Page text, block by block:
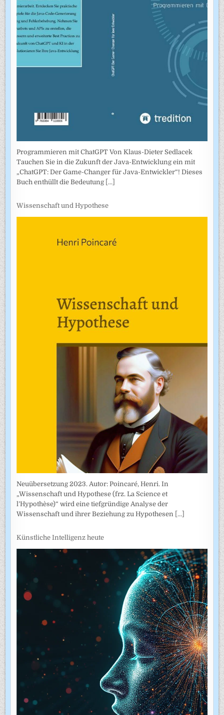
Programmieren mit ChatGPT Von Klaus-Dieter Sedlacek
Tauchen Sie in die Zukunft der Java-Entwicklung ein mit
„ChatGPT: Der Game-Changer für Java-Entwickler“! Dieses
Buch enthüllt die Bedeutung [...]
Wissenschaft und Hypothese
Neuübersetzung 2023. Autor: Poincaré, Henri. In
„Wissenschaft und Hypothese (frz. La Science et
l’Hypothèse)“ wird eine tiefgründige Analyse der
Wissenschaft und ihrer Beziehung zu Hypothesen [...]
Künstliche Intelligenz heute